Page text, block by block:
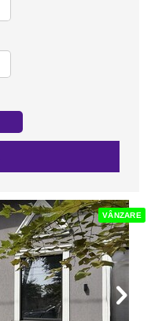
VÂNZARE